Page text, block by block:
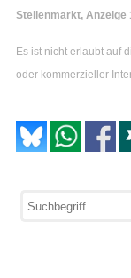
Stellenmarkt, Anzeige
Es ist nicht erlaubt auf
oder kommerzieller